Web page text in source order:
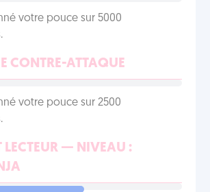
votre pouce sur 5000
CONTRE-ATTAQUE
votre pouce sur 2500
LECTEUR — NIVEAU :